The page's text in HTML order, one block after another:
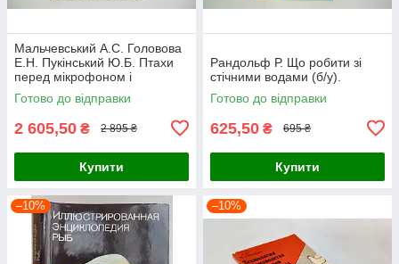
Мальчевський А.С. Головова
Е.Н. Пукінський Ю.Б. Птахи
перед мікрофоном і
фотоапаратом (б/у).
Готово до відправки
2 605,50 ₴ 2 895 ₴
Купити
Рандольф Р. Що робити зі
стічними водами (б/у).
Готово до відправки
625,50 ₴ 695 ₴
Купити
–10% –10%